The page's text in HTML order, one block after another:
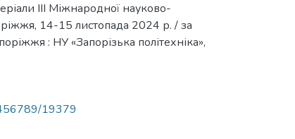
ІІІ Міжнародної науково-
14-15 листопада 2024 р. / за
: НУ «Запорізька політехніка»,
19379